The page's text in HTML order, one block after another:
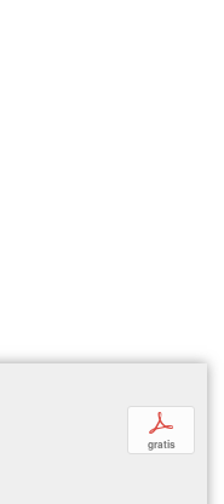
p
gratis